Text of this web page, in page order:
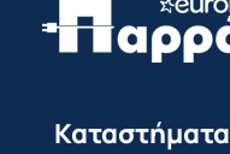
Καταστήματα